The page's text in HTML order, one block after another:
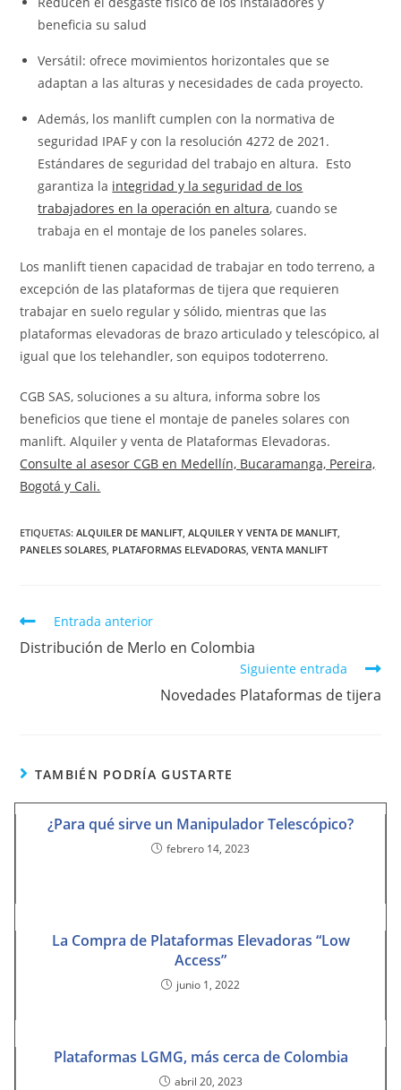
beneficia su salud
Versátil: ofrece movimientos horizontales que se
adaptan a las alturas y necesidades de cada proyecto.
Además, los manlift cumplen con la normativa de
seguridad IPAF y con la resolución 4272 de 2021.
Estándares de seguridad del trabajo en altura. Esto
garantiza la integridad y la seguridad de los
trabajadores en la operación en altura, cuando se
trabaja en el montaje de los paneles solares.
Los manlift tienen capacidad de trabajar en todo terreno, a
excepción de las plataformas de tijera que requieren
trabajar en suelo regular y sólido, mientras que las
plataformas elevadoras de brazo articulado y telescópico, al
igual que los telehandler, son equipos todoterreno.
CGB SAS, soluciones a su altura, informa sobre los
beneficios que tiene el montaje de paneles solares con
manlift. Alquiler y venta de Plataformas Elevadoras.
Consulte al asesor CGB en Medellín, Bucaramanga, Pereira,
Bogotá y Cali.
ETIQUETAS:ALQUILER DE MANLIFT, ALQUILER Y VENTA DE MANLIFT,
PANELES SOLARES, PLATAFORMAS ELEVADORAS, VENTA MANLIFT
Entrada anterior
Distribución de Merlo en Colombia
Siguiente entrada
Novedades Plataformas de tijera
TAMBIÉN PODRÍA GUSTARTE
¿Para qué sirve un Manipulador Telescópico?
febrero 14, 2023
La Compra de Plataformas Elevadoras “Low
Access”
junio 1, 2022
Plataformas LGMG, más cerca de Colombia
abril 20, 2023